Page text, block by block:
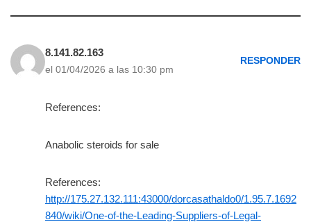
8.141.82.163
el 01/04/2026 a las 10:30 pm
RESPONDER
References:
Anabolic steroids for sale
References:
http://175.27.132.111:43000/dorcasathaldo0/1.95.7.1692
840/wiki/One-of-the-Leading-Suppliers-of-Legal-